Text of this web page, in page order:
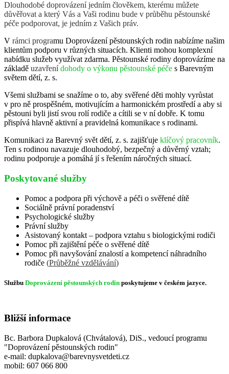
Dlouhodobé doprovázení jedním člověkem, kterému můžete
důvěřovat a který Vás a Vaši rodinu bude v průběhu pěstounské
péče podporovat, je jedním z Vašich práv.
V rámci programu Doprovázení pěstounských rodin nabízíme našim
klientům podporu v různých situacích. Klienti mohou komplexní
nabídku služeb využívat zdarma. Pěstounské rodiny doprovázíme na
základě uzavření dohody o výkonu pěstounské péče s Barevným
světem dětí, z. s.
Všemi službami se snažíme o to, aby svěřené děti mohly vyrůstat
v pro ně prospěšném, motivujícím a harmonickém prostředí a aby si
pěstouni byli jistí svou rolí rodiče a cítili se v ní dobře. K tomu
přispívá hlavně aktivní a pravidelná komunikace s rodinami.
Komunikaci za Barevný svět dětí, z. s. zajišťuje klíčový pracovník.
Ten s rodinou navazuje dlouhodobý, bezpečný a důvěrný vztah;
rodinu podporuje a pomáhá jí s řešením náročných situací.
Poskytované služby
Pomoc a podpora při výchově a péči o svěřené dítě
Sociálně právní poradenství
Psychologické služby
Právní služby
Asistovaný kontakt – podpora vztahu s biologickými rodiči
Pomoc při zajištění péče o svěřené dítě
Pomoc při navyšování znalostí a kompetencí náhradního
rodiče (Průběžné vzdělávání)
Službu Doprovázení pěstounských rodin poskytujeme v českém jazyce.
Bližší informace
Bc. Barbora Dupkalová (Chvátalová), DiS., vedoucí programu
"Doprovázení pěstounských rodin"
e-mail: dupkalova@barevnysvetdeti.cz
mobil: 607 066 800